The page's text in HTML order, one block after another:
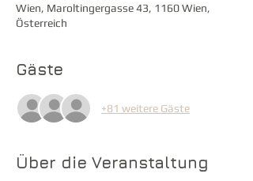
Wien, Maroltingergasse 43, 1160 Wien,
Österreich
Gäste
+81 weitere Gäste
Über die Veranstaltung